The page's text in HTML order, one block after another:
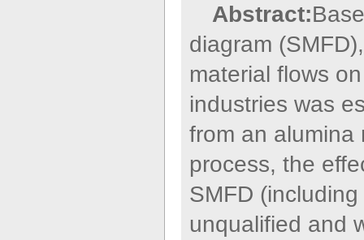
Abstract:
diagram
material flows
industries was
from an alumina
process, the
SMFD
unqualified and